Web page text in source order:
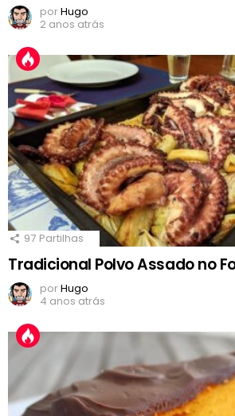
porHugo
2 anos atrás
97 Partilhas
Tradicional Polvo Assado no
porHugo
4 anos atrás